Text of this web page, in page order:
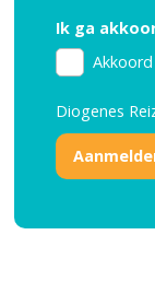
Ik ga
Akkoord
Diogenes
Schrijf je